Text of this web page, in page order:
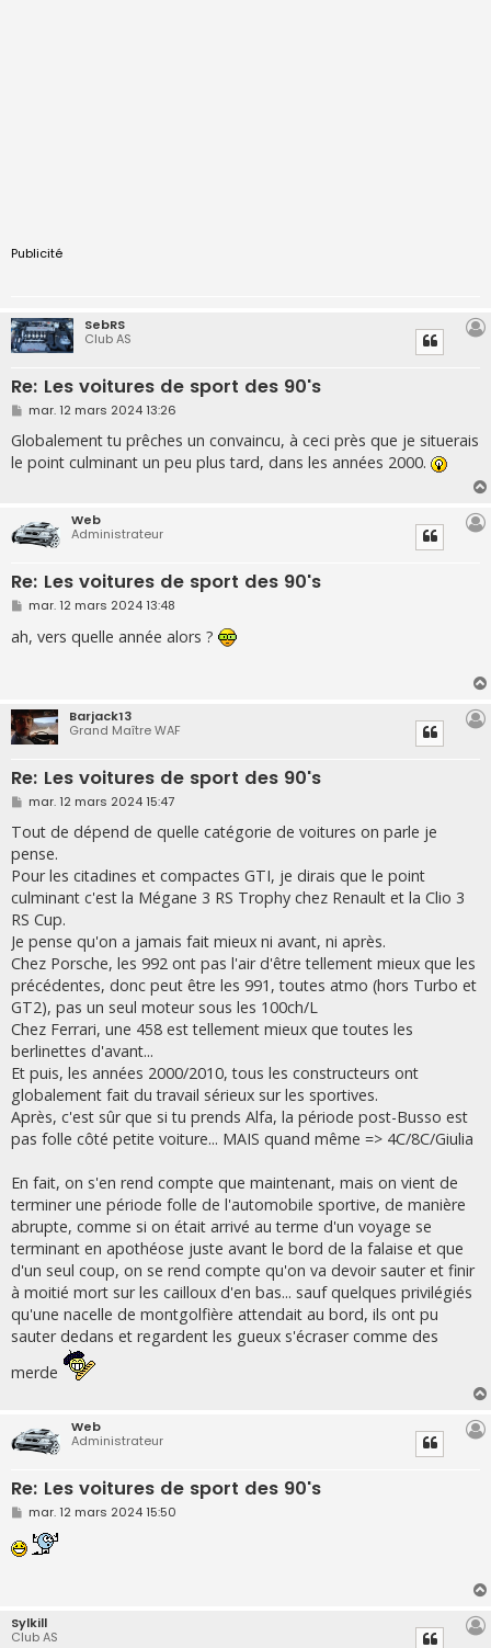
Publicité
SebRS
Club AS
Re: Les voitures de sport des 90's
M
s
s
a
mar. 12 mars 2024 13:26
Globalement tu prêches un convaincu, à ceci près que je situerais
le point culminant un peu plus tard, dans les années 2000.
Web
Administrateur
Re: Les voitures de sport des 90's
M
s
s
mar. 12 mars 2024 13:48
ah, vers quelle année alors ?
Barjack13
Grand Maître WAF
Re: Les voitures de sport des 90's
M
s
s
a
g
e
mar. 12 mars 2024 15:47
Tout de dépend de quelle catégorie de voitures on parle je
pense.
Pour les citadines et compactes GTI, je dirais que le point
culminant c'est la Mégane 3 RS Trophy chez Renault et la Clio 3
RS Cup.
Je pense qu'on a jamais fait mieux ni avant, ni après.
Chez Porsche, les 992 ont pas l'air d'être tellement mieux que les
précédentes, donc peut être les 991, toutes atmo (hors Turbo et
GT2), pas un seul moteur sous les 100ch/L
Chez Ferrari, une 458 est tellement mieux que toutes les
berlinettes d'avant...
Et puis, les années 2000/2010, tous les constructeurs ont
globalement fait du travail sérieux sur les sportives.
Après, c'est sûr que si tu prends Alfa, la période post-Busso est
pas folle côté petite voiture... MAIS quand même => 4C/8C/Giulia
En fait, on s'en rend compte que maintenant, mais on vient de
terminer une période folle de l'automobile sportive, de manière
abrupte, comme si on était arrivé au terme d'un voyage se
terminant en apothéose juste avant le bord de la falaise et que
d'un seul coup, on se rend compte qu'on va devoir sauter et finir
à moitié mort sur les cailloux d'en bas... sauf quelques privilégiés
qu'une nacelle de montgolfière attendait au bord, ils ont pu
sauter dedans et regardent les gueux s'écraser comme des
merde
Web
Administrateur
Re: Les voitures de sport des 90's
M
s
s
mar. 12 mars 2024 15:50
Sylkill
Club AS